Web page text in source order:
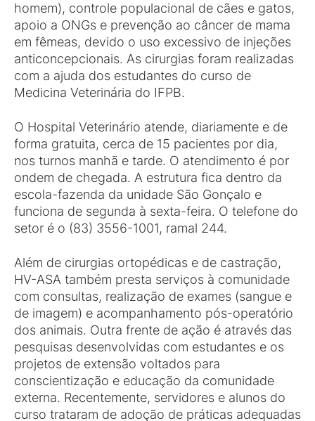
homem), controle populacional de cães e gatos,
apoio a ONGs e prevenção ao câncer de mama
em fêmeas, devido o uso excessivo de injeções
anticoncepcionais. As cirurgias foram realizadas
com a ajuda dos estudantes do curso de
Medicina Veterinária do IFPB.
O Hospital Veterinário atende, diariamente e de
forma gratuita, cerca de 15 pacientes por dia,
nos turnos manhã e tarde. O atendimento é por
ondem de chegada. A estrutura fica dentro da
escola-fazenda da unidade São Gonçalo e
funciona de segunda à sexta-feira. O telefone do
setor é o (83) 3556-1001, ramal 244.
Além de cirurgias ortopédicas e de castração,
HV-ASA também presta serviços à comunidade
com consultas, realização de exames (sangue e
de imagem) e acompanhamento pós-operatório
dos animais. Outra frente de ação é através das
pesquisas desenvolvidas com estudantes e os
projetos de extensão voltados para
conscientização e educação da comunidade
externa. Recentemente, servidores e alunos do
curso trataram de adoção de práticas adequadas